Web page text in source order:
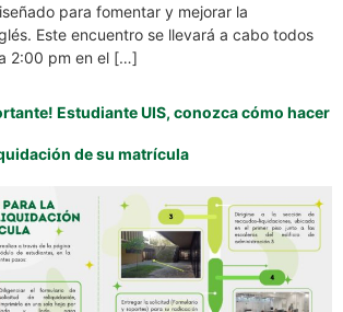
para fomentar y mejorar la
Este encuentro se llevará a cabo todos
2:00 pm en el […]
Estudiante UIS, conozca cómo hacer
de su matrícula